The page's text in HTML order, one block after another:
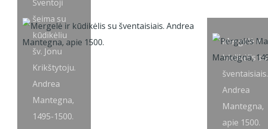
Šventoji
šeima su
kūdikėliu
šv. Jonu
Krikštytoju.
Andrea
Mantegna,
1495-1500.
Mergelė ir
kūdikėlis su
šventaisiais.
Andrea
Mantegna,
apie 1500.